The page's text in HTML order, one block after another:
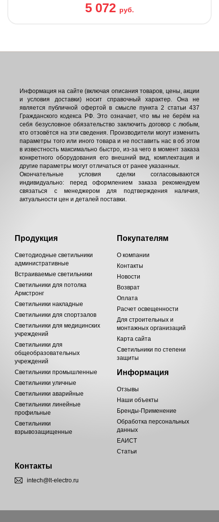
5 072 руб.
Информация на сайте (включая описания товаров, цены, акции
и условия доставки) носит справочный характер. Она не
является публичной офертой в смысле пункта 2 статьи 437
Гражданского кодекса РФ. Это означает, что мы не берём на
себя безусловное обязательство заключить договор с любым,
кто отзовётся на эти сведения. Производители могут изменить
параметры того или иного товара и не поставить нас в об этом
в известность максимально быстро, из-за чего в момент заказа
конкретного оборудования его внешний вид, комплектация и
другие параметры могут отличаться от ранее указанных.
Окончательные условия сделки согласовываются
индивидуально: перед оформлением заказа рекомендуем
связаться с менеджером для подтверждения наличия,
актуальности цен и деталей поставки.
Продукция
Светодиодные светильники
административные
Встраиваемые светильники
Светильники для потолка
Армстронг
Светильники накладные
Светильники для спортзалов
Светильники для медицинских
учреждений
Светильники для
общеобразовательных
учреждений
Светильники промышленные
Светильники уличные
Светильники аварийные
Светильники линейные
профильные
Светильники
взрывозащищенные
Покупателям
О компании
Контакты
Новости
Возврат
Оплата
Расчет освещенности
Для строительных и
монтажных организаций
Карта сайта
Светильники по степени
защиты
Информация
Отзывы
Наши объекты
Бренды-Применение
Обработка персональных
данных
ЕАИСТ
Статьи
Контакты
intech@lt-electro.ru